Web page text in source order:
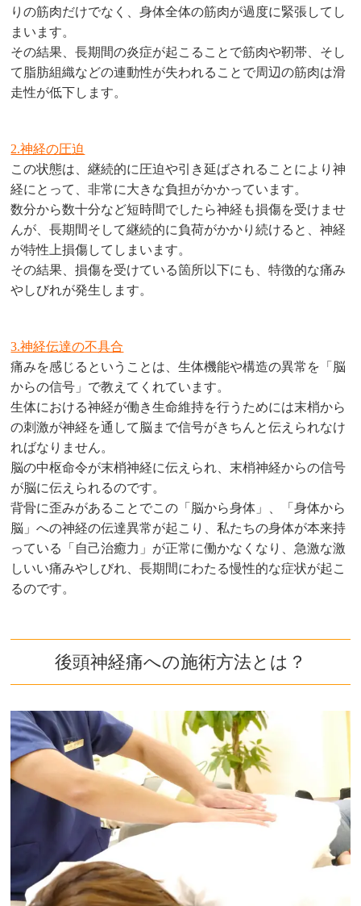
りの筋肉だけでなく、身体全体の筋肉が過度に緊張してし
まいます。
その結果、長期間の炎症が起こることで筋肉や靭帯、そし
て脂肪組織などの連動性が失われることで周辺の筋肉は滑
走性が低下します。
2.神経の圧迫
この状態は、継続的に圧迫や引き延ばされることにより神
経にとって、非常に大きな負担がかかっています。
数分から数十分など短時間でしたら神経も損傷を受けませ
んが、長期間そして継続的に負荷がかかり続けると、神経
が特性上損傷してしまいます。
その結果、損傷を受けている箇所以下にも、特徴的な痛み
やしびれが発生します。
3.神経伝達の不具合
痛みを感じるということは、生体機能や構造の異常を「脳
からの信号」で教えてくれています。
生体における神経が働き生命維持を行うためには末梢から
の刺激が神経を通して脳まで信号がきちんと伝えられなけ
ればなりません。
脳の中枢命令が末梢神経に伝えられ、末梢神経からの信号
が脳に伝えられるのです。
背骨に歪みがあることでこの「脳から身体」、「身体から
脳」への神経の伝達異常が起こり、私たちの身体が本来持
っている「自己治癒力」が正常に働かなくなり、急激な激
しいい痛みやしびれ、長期間にわたる慢性的な症状が起こ
るのです。
後頭神経痛への施術方法とは？